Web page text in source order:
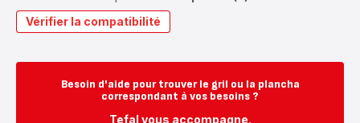
Vérifier la compatibilité
Besoin d'aide pour trouver le gril ou la plancha
correspondant à vos besoins ?
Tefal vous accompagne.